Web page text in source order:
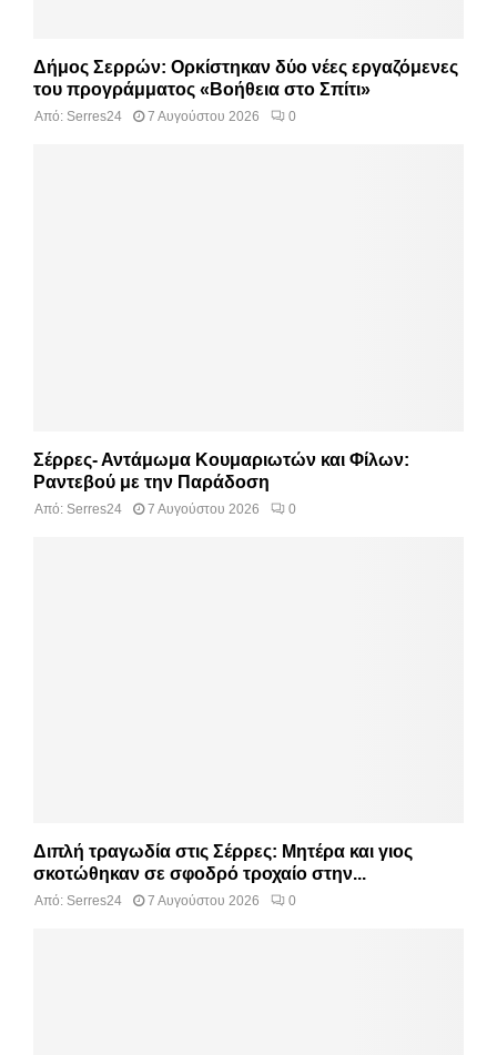
Δήμος Σερρών: Ορκίστηκαν δύο νέες εργαζόμενες
του προγράμματος «Βοήθεια στο Σπίτι»
Από: Serres24 7 Αυγούστου 2026 0
Σέρρες- Αντάμωμα Κουμαριωτών και Φίλων:
Ραντεβού με την Παράδοση
Από: Serres24 7 Αυγούστου 2026 0
Διπλή τραγωδία στις Σέρρες: Μητέρα και γιος
σκοτώθηκαν σε σφοδρό τροχαίο στην...
Από: Serres24 7 Αυγούστου 2026 0